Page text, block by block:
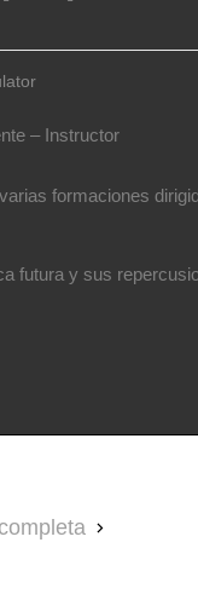
– Instructor
formaciones
futura y sus